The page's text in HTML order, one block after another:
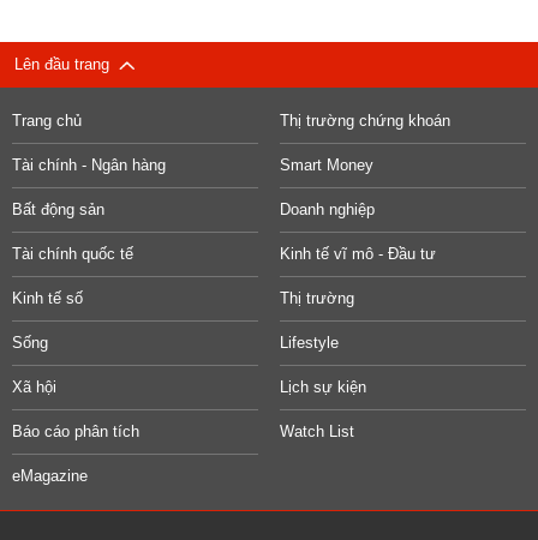
Lên đầu trang
Trang chủ Thị trường chứng khoán
Tài chính - Ngân hàng Smart Money
Bất động sản Doanh nghiệp
Tài chính quốc tế Kinh tế vĩ mô - Đầu tư
Kinh tế số Thị trường
Sống Lifestyle
Xã hội Lịch sự kiện
Báo cáo phân tích Watch List
eMagazine